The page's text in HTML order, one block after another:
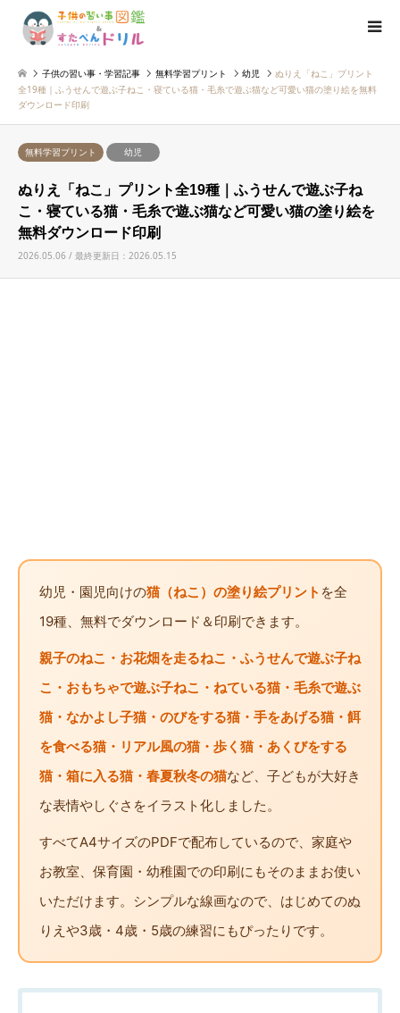
子供の習い事・学習記事 無料学習プリント 幼児
ぬりえ「ねこ」プリント
全19種｜ふうせんで遊ぶ子ねこ・寝ている猫・毛糸で遊ぶ猫など可愛い猫の塗り絵を無料
ダウンロード印刷
無料学習プリント 幼児
ぬりえ「ねこ」プリント全19種｜ふうせんで遊ぶ子ね
こ・寝ている猫・毛糸で遊ぶ猫など可愛い猫の塗り絵を
無料ダウンロード印刷
2026.05.06 / 最終更新日：2026.05.15
幼児・園児向けの猫（ねこ）の塗り絵プリント を全
19種、無料でダウンロード＆印刷できます。
親子のねこ・お花畑を走るねこ・ふうせんで遊ぶ子ね
こ・おもちゃで遊ぶ子ねこ・ねている猫・毛糸で遊ぶ
猫・なかよし子猫・のびをする猫・手をあげる猫・餌
を食べる猫・リアル風の猫・歩く猫・あくびをする
猫・箱に入る猫・春夏秋冬の猫など、子どもが大好き
な表情やしぐさをイラスト化しました。
すべてA4サイズのPDFで配布しているので、家庭や
お教室、保育園・幼稚園での印刷にもそのままお使い
いただけます。シンプルな線画なので、はじめてのぬ
りえや3歳・4歳・5歳の練習にもぴったりです。